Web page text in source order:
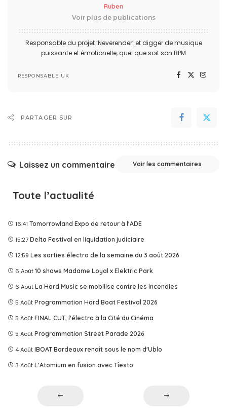
Ruben
Voir plus de publications
Responsable du projet ‘Neverender’ et digger de musique
puissante et émotionelle, quel que soit son BPM
RESPONSABLE UK
PARTAGER SUR
Laissez un commentaire Voir les commentaires
Toute l’actualité
16:41 Tomorrowland Expo de retour à l'ADE
15:27 Delta Festival en liquidation judiciaire
12:59 Les sorties électro de la semaine du 3 août 2026
6 Août 10 shows Madame Loyal x Elektric Park
6 Août La Hard Music se mobilise contre les incendies
5 Août Programmation Hard Boat Festival 2026
5 Août FINAL CUT, l'électro à la Cité du Cinéma
5 Août Programmation Street Parade 2026
4 Août IBOAT Bordeaux renaît sous le nom d'Ublo
3 Août L’Atomium en fusion avec Tîesto